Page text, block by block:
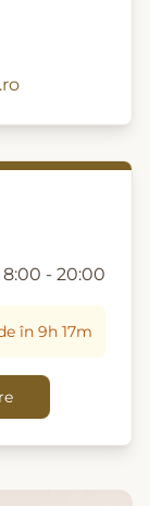
8:00 - 20:00
în 9h 17m